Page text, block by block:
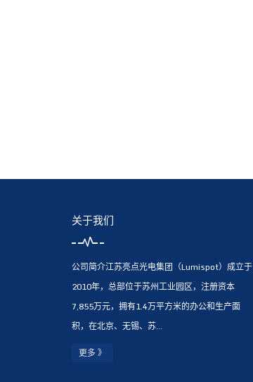
关于我们
公司简介江苏亮点光电集团（Lumispot）成立于
2010年，总部位于苏州工业园区，注册资本
7,855万元，拥有1.4万平方米的办公和生产面
积，在北京、无锡、苏...
更多 》